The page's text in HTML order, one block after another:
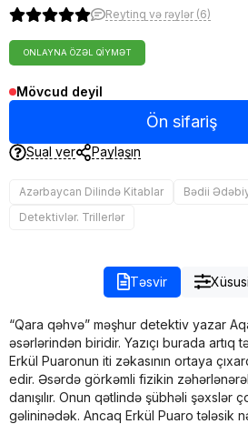
Reytinq və rəylər (6)
ONLAYNA ÖZƏL QIYMƏT
Mövcud deyil
Ön sifariş
Sual ver Paylaşın
Azərbaycan Dilində Kitablar
Bədii
Detektivlər. Trillerlər
Təsvir
“Qara qəhvə” məşhur detektiv yazar
əsərlərindən biridir. Yazıçı burada artıq
Erkül Puaronun iti zəkasının ortaya
edir. Əsərdə görkəmli fizikin
danışılır. Onun qətlində şübhəli şəxslər
gəlininədək. Ancaq Erkül Puaro tələsik